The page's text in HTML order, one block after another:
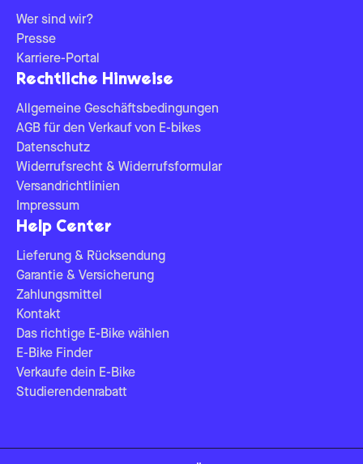
Wer sind wir?
Presse
Karriere-Portal
Rechtliche Hinweise
Allgemeine Geschäftsbedingungen
AGB für den Verkauf von E-bikes
Datenschutz
Widerrufsrecht & Widerrufsformular
Versandrichtlinien
Impressum
Help Center
Lieferung & Rücksendung
Garantie & Versicherung
Zahlungsmittel
Kontakt
Das richtige E-Bike wählen
E-Bike Finder
Verkaufe dein E-Bike
Studierendenrabatt